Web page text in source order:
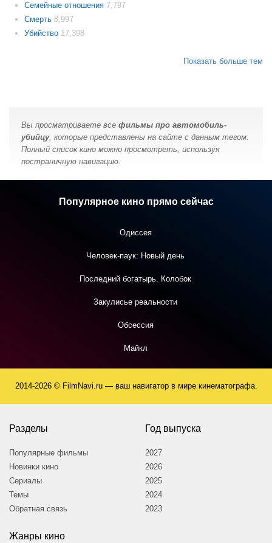
Семейные отношения 7,797
Смерть 8,997
Убийство 17,398
Показать больше тем
Вы просматриваете все фильмы про автомобиль-
убийцу, которые представлены на сайте с данным тегом.
Полный список кино можно просмотреть, используя
постраничную навигацию.
Популярное кино прямо сейчас
Одиссея
Человек-паук: Новый день
Последний богатырь. Колобок
Закулисье реальности
Обсессия
Майкл
2014-2026 © FilmNavi.ru — ваш навигатор в мире кинематографа.
Разделы
Популярные фильмы
Новинки кино
Сериалы
Темы
Обратная связь
Год выпуска
2027
2026
2025
2024
2023
Жанры кино